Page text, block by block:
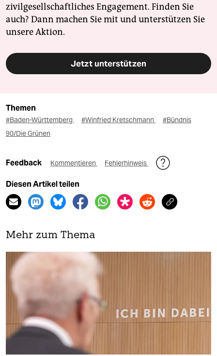
zivilgesellschaftliches Engagement. Finden Sie
auch? Dann machen Sie mit und unterstützen Sie
unsere Aktion.
Jetzt unterstützen
Themen
#Baden-Württemberg #Winfried Kretschmann
#Bündnis
90/Die Grünen
Feedback Kommentieren Fehlerhinweis
Diesen Artikel teilen
Mehr zum Thema